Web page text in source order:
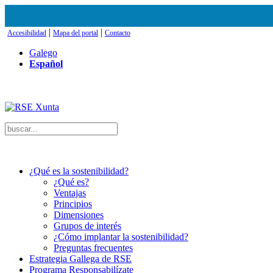
Accesibilidad | Mapa del portal | Contacto
Galego
Español
¿Qué es la sostenibilidad?
¿Qué es?
Ventajas
Principios
Dimensiones
Grupos de interés
¿Cómo implantar la sostenibilidad?
Preguntas frecuentes
Estrategia Gallega de RSE
Programa Responsabilízate